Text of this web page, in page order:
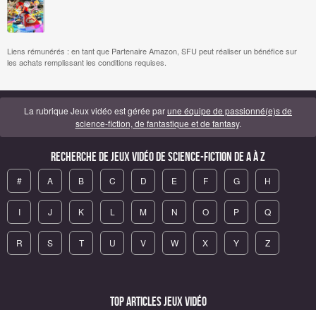
Liens rémunérés : en tant que Partenaire Amazon, SFU peut réaliser un bénéfice sur
les achats remplissant les conditions requises.
La rubrique Jeux vidéo est gérée parune équipe de passionné(e)s de
science-fiction, de fantastique et de fantasy.
Recherche de Jeux vidéo de science-fiction de A à Z
# A B C D E F G H
I J K L M N O P Q
R S T U V W X Y Z
Top articles Jeux vidéo